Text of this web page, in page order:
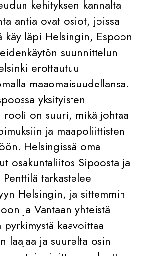
kehityksen kannalta
antia ovat osiot, joissa
käy läpi Helsingin, Espoon
suunnittelun
erottautuu
maaomaisuudellansa.
yksityisten
rooli on suuri, mikä johtaa
ja maapoliittisten
Helsingissä oma
osakuntaliitos Sipoosta ja
tarkastelee
Helsingin, ja sittemmin
ja Vantaan yhteistä
pyrkimystä kaavoittaa
laajaa ja suurelta osin